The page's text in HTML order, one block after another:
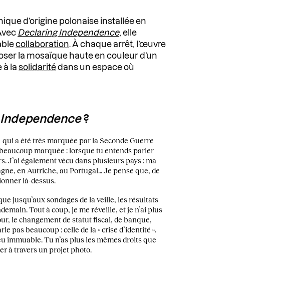
d’origine polonaise installée en
Declaring Independence, elle
collaboration. À chaque arrêt, l’œuvre
la mosaïque haute en couleur d’un
à lasolidaritédans un espace où
?
qui a été très marquée par la Seconde Guerre
marquée : lorsque tu entends parler
J’ai également vécu dans plusieurs pays : ma
en Autriche, au Portugal… Je pense que, de
là-dessus.
jusqu’aux sondages de la veille, les résultats
Tout à coup, je me réveille, et je n’ai plus
le changement de statut fiscal, de banque,
pas beaucoup : celle de la « crise d’identité ».
immuable. Tu n’as plus les mêmes droits que
à travers un projet photo.